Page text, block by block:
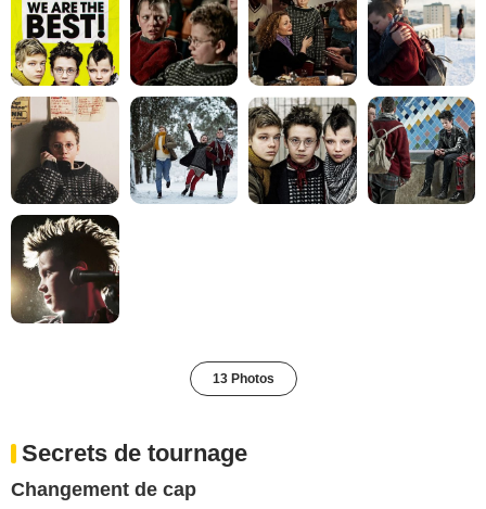
13 Photos
Secrets de tournage
Changement de cap